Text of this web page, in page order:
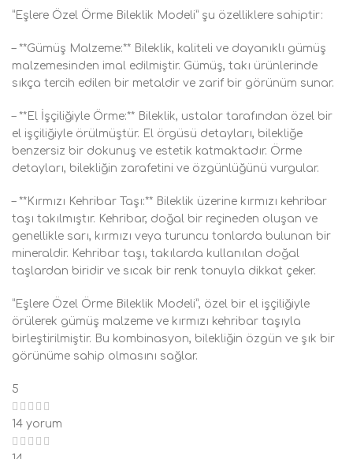
“Eşlere Özel Örme Bileklik Modeli” şu özelliklere sahiptir:
– **Gümüş Malzeme:** Bileklik, kaliteli ve dayanıklı gümüş
malzemesinden imal edilmiştir. Gümüş, takı ürünlerinde
sıkça tercih edilen bir metaldir ve zarif bir görünüm sunar.
– **El İşçiliğiyle Örme:** Bileklik, ustalar tarafından özel bir
el işçiliğiyle örülmüştür. El örgüsü detayları, bilekliğe
benzersiz bir dokunuş ve estetik katmaktadır. Örme
detayları, bilekliğin zarafetini ve özgünlüğünü vurgular.
– **Kırmızı Kehribar Taşı:** Bileklik üzerine kırmızı kehribar
taşı takılmıştır. Kehribar, doğal bir reçineden oluşan ve
genellikle sarı, kırmızı veya turuncu tonlarda bulunan bir
mineraldir. Kehribar taşı, takılarda kullanılan doğal
taşlardan biridir ve sıcak bir renk tonuyla dikkat çeker.
“Eşlere Özel Örme Bileklik Modeli”, özel bir el işçiliğiyle
örülerek gümüş malzeme ve kırmızı kehribar taşıyla
birleştirilmiştir. Bu kombinasyon, bilekliğin özgün ve şık bir
görünüme sahip olmasını sağlar.
5
14 yorum